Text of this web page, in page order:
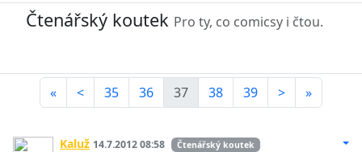
Čtenářský koutek Pro ty, co comicsy i čtou.
« < 35 36 37 38 39 > »
Kaluž 14.7.2012 08:58 Čtenářský koutek